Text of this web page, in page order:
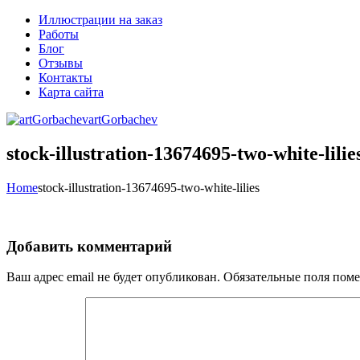
Иллюстрации на заказ
Работы
Блог
Отзывы
Контакты
Карта сайта
artGorbachev
stock-illustration-13674695-two-white-
Homestock-illustration-13674695-two-white-lilies
Добавить комментарий
Ваш адрес email не будет опубликован. Обязательные поля